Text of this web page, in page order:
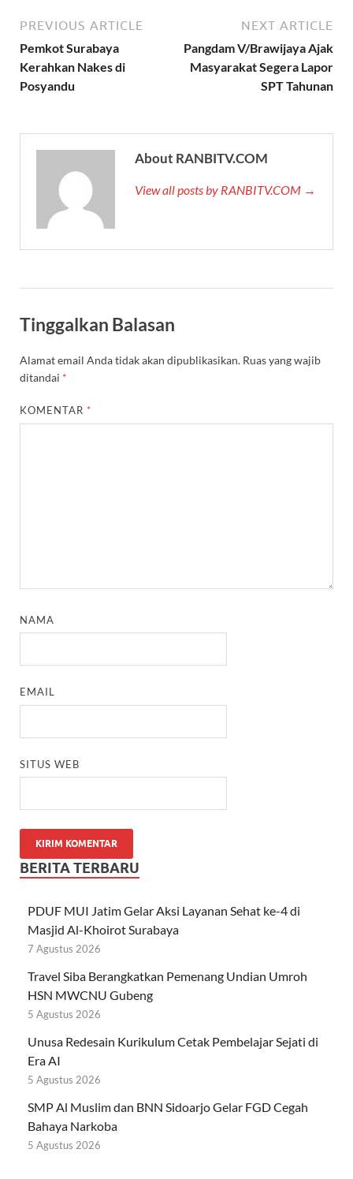
PREVIOUS ARTICLE
Pemkot Surabaya
Kerahkan Nakes di
Posyandu
NEXT ARTICLE
Pangdam V/Brawijaya Ajak
Masyarakat Segera Lapor
SPT Tahunan
About RANBITV.COM
View all posts by RANBITV.COM →
Tinggalkan Balasan
Alamat email Anda tidak akan dipublikasikan. Ruas yang wajib
ditandai *
KOMENTAR *
NAMA
EMAIL
SITUS WEB
BERITA TERBARU
PDUF MUI Jatim Gelar Aksi Layanan Sehat ke-4 di
Masjid Al-Khoirot Surabaya
7 Agustus 2026
Travel Siba Berangkatkan Pemenang Undian Umroh
HSN MWCNU Gubeng
5 Agustus 2026
Unusa Redesain Kurikulum Cetak Pembelajar Sejati di
Era AI
5 Agustus 2026
SMP Al Muslim dan BNN Sidoarjo Gelar FGD Cegah
Bahaya Narkoba
5 Agustus 2026